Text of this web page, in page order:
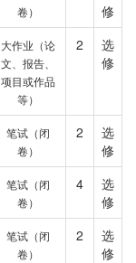
卷）
修
大作业（论
文、报告、
项目或作品
等）
2
选
修
笔试（闭
卷）
2
选
修
笔试（闭
卷）
4
选
修
笔试（闭
卷）
2
选
修